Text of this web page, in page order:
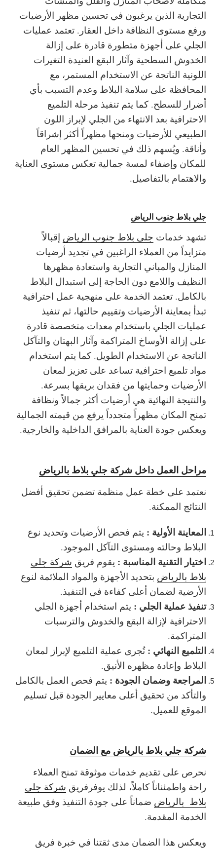
التجارية الذين يرغبون في تحسين مظهر الأرضيات
ورفع مستوى النظافة داخل العقار. تعتمد عمليات
الجلي على أجهزة متطورة قادرة على إزالة
الخدوش السطحية وآثار البقع العنيدة التغيرات
اللونية الناتجة عن الاستخدام المستمر، مع
المحافظة على سلامة البلاط وعدم التسبب بأي
أضرار للسطح. كما يتم تنفيذ مرحلة التلميع
الاحترافية بعد الانتهاء من الجلي لإبراز اللون
الطبيعي للأرضيات ومنحها مظهراً أكثر إشراقاً
وأناقة. ويُسهم ذلك في تحسين المظهر العام
للمكان وإضفاء لمسة جمالية تعكس مستوى العناية
والاهتمام بالتفاصيل.
جلي بلاط جنوب الرياض
تشهد خدمات جلي بلاط جنوب الرياض إقبالاً
متزايداً من العملاء الراغبين في تجديد أرضيات
المنازل والمباني التجارية واستعادة مظهرها
النظيف واللامع دون الحاجة إلى استبدال البلاط
بالكامل. تعتمد الخدمة على منهجية عمل احترافية
تبدأ بمعاينة الأرضيات وتقييم حالتها، ثم تنفيذ
عمليات الجلي باستخدام معدات متخصصة قادرة
على إزالة الأوساخ المتراكمة وآثار البهتان والتآكل
الناتجة عن الاستخدام الطويل. كما يتم استخدام
مواد تلميع احترافية تساعد على تعزيز لمعان
الأرضيات وحمايتها من فقدان بريقها بسرعة.
والنتيجة النهائية هي أرضيات أكثر جمالاً ونظافة
تمنح المكان مظهراً متجدداً يرفع من قيمته الجمالية
ويعكس جودة العناية بالمرافق الداخلية والخارجية.
مراحل العمل داخل شركة جلي بلاط بالرياض
نعتمد على خطة عمل منظمة تضمن تحقيق أفضل
النتائج الممكنة.
المعاينة الأولية : يتم فحص الأرضيات وتحديد نوع
البلاط وحالته ومستوى التآكل الموجود.
اختيار التقنية المناسبة : يقوم فريق شركة جلي
بلاط بالرياض بتحديد الأجهزة والمواد الملائمة لنوع
الأرضية لضمان أعلى كفاءة في التنفيذ.
تنفيذ عملية الجلي : يتم استخدام أجهزة الجلي
الاحترافية لإزالة البقع والخدوش والترسبات
المتراكمة.
التلميع النهائي :تُجرى عملية التلميع لإبراز لمعان
البلاط وإعادة مظهره الأنيق.
المراجعة وضمان الجودة : يتم فحص العمل بالكامل
والتأكد من تحقيق أعلى معايير الجودة قبل تسليم
الموقع للعميل.
شركة جلي بلاط بالرياض مع الضمان
نحرص على تقديم خدمات موثوقة تمنح العملاء
راحة واطمئناناً كاملاً، لذلك يوفرفريق شركة جلي
بلاط بالرياض ضماناً على جودة التنفيذ وفق طبيعة
الخدمة المقدمة.
ويعكس هذا الضمان مدى ثقتنا في خبرة فريق